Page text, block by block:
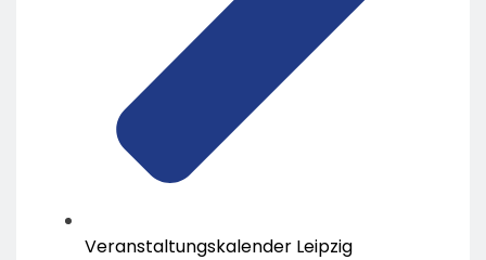
Veranstaltungskalender Leipzig